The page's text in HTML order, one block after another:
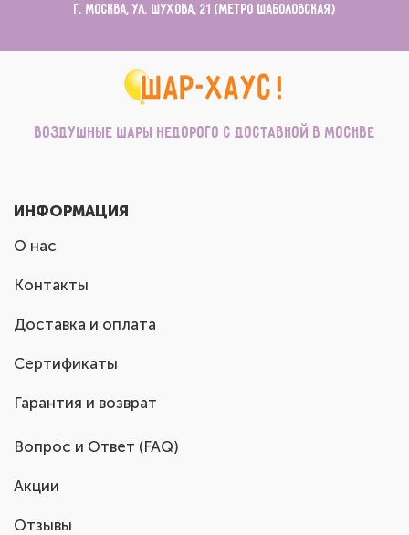
г. Москва, ул. Шухова, 21 (метро Шаболовская)
Воздушные шары недорого с доставкой в Москве
ИНФОРМАЦИЯ
О нас
Контакты
Доставка и оплата
Сертификаты
Гарантия и возврат
Вопрос и Ответ (FAQ)
Акции
Отзывы